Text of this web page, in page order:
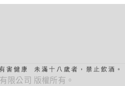
限公司 版權所有。